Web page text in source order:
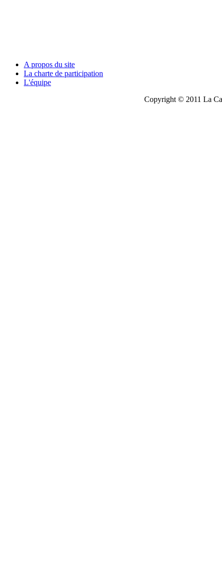
A propos du site
La charte de participation
L'équipe
Copyright © 2011 La